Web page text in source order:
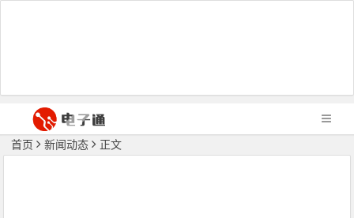
首页 新闻动态 正文